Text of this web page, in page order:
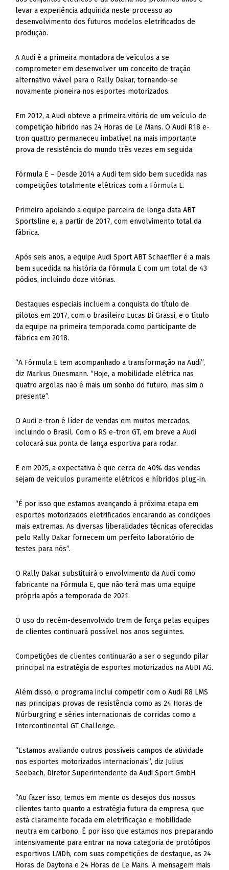
levar a experiência adquirida neste processo ao
desenvolvimento dos futuros modelos eletrificados de
produção.
A Audi é a primeira montadora de veículos a se
comprometer em desenvolver um conceito de tração
alternativo viável para o Rally Dakar, tornando-se
novamente pioneira nos esportes motorizados.
Em 2012, a Audi obteve a primeira vitória de um veículo de
competição híbrido nas 24 Horas de Le Mans. O Audi R18 e-
tron quattro permaneceu imbatível na mais importante
prova de resistência do mundo três vezes em seguida.
Fórmula E – Desde 2014 a Audi tem sido bem sucedida nas
competições totalmente elétricas com a Fórmula E.
Primeiro apoiando a equipe parceira de longa data ABT
Sportsline e, a partir de 2017, com envolvimento total da
fábrica.
Após seis anos, a equipe Audi Sport ABT Schaeffler é a mais
bem sucedida na história da Fórmula E com um total de 43
pódios, incluindo doze vitórias.
Destaques especiais incluem a conquista do título de
pilotos em 2017, com o brasileiro Lucas Di Grassi, e o título
da equipe na primeira temporada como participante de
fábrica em 2018.
“A Fórmula E tem acompanhado a transformação na Audi”,
diz Markus Duesmann. “Hoje, a mobilidade elétrica nas
quatro argolas não é mais um sonho do futuro, mas sim o
presente”.
O Audi e-tron é líder de vendas em muitos mercados,
incluindo o Brasil. Com o RS e-tron GT, em breve a Audi
colocará sua ponta de lança esportiva para rodar.
E em 2025, a expectativa é que cerca de 40% das vendas
sejam de veículos puramente elétricos e híbridos plug-in.
“É por isso que estamos avançando à próxima etapa em
esportes motorizados eletrificados encarando as condições
mais extremas. As diversas liberalidades técnicas oferecidas
pelo Rally Dakar fornecem um perfeito laboratório de
testes para nós”.
O Rally Dakar substituirá o envolvimento da Audi como
fabricante na Fórmula E, que não terá mais uma equipe
própria após a temporada de 2021.
O uso do recém-desenvolvido trem de força pelas equipes
de clientes continuará possível nos anos seguintes.
Competições de clientes continuarão a ser o segundo pilar
principal na estratégia de esportes motorizados na AUDI AG.
Além disso, o programa inclui competir com o Audi R8 LMS
nas principais provas de resistência como as 24 Horas de
Nürburgring e séries internacionais de corridas como a
Intercontinental GT Challenge.
“Estamos avaliando outros possíveis campos de atividade
nos esportes motorizados internacionais”, diz Julius
Seebach, Diretor Superintendente da Audi Sport GmbH.
“Ao fazer isso, temos em mente os desejos dos nossos
clientes tanto quanto a estratégia futura da empresa, que
está claramente focada em eletrificação e mobilidade
neutra em carbono. É por isso que estamos nos preparando
intensivamente para entrar na nova categoria de protótipos
esportivos LMDh, com suas competições de destaque, as 24
Horas de Daytona e 24 Horas de Le Mans. A mensagem mais